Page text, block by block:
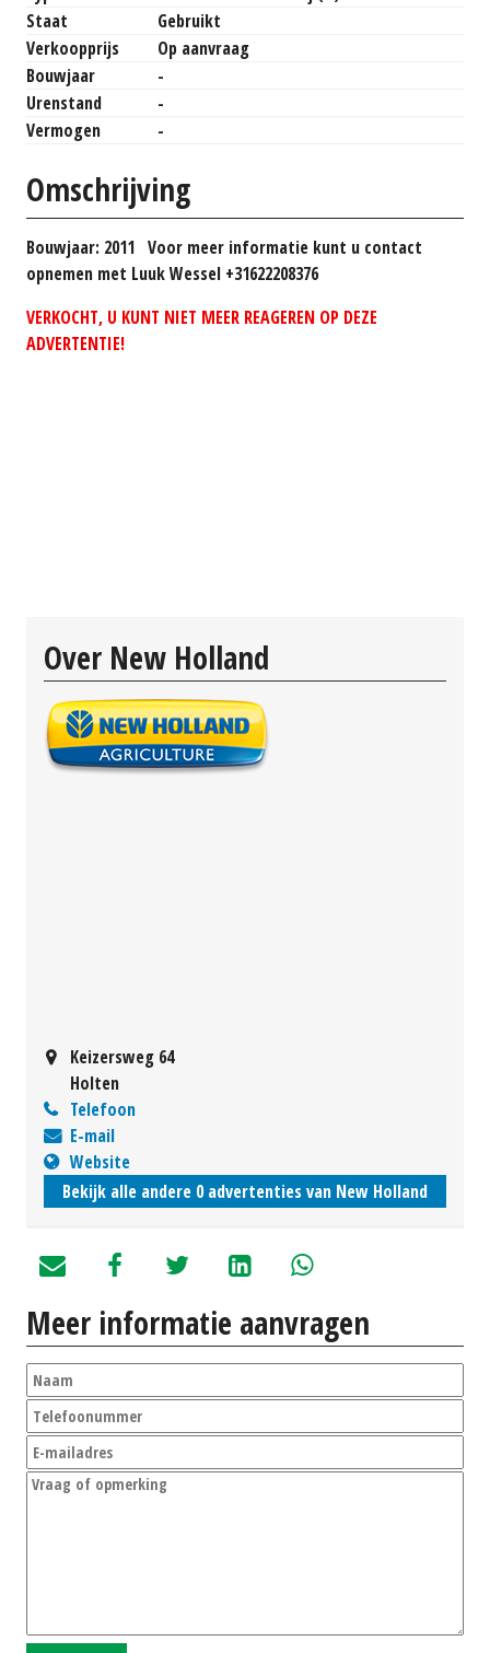
Staat
Gebruikt
Verkoopprijs
Op aanvraag
Bouwjaar
-
Urenstand
-
Vermogen
-
Omschrijving
Bouwjaar: 2011 Voor meer informatie kunt u contact
opnemen met Luuk Wessel +31622208376
VERKOCHT, U KUNT NIET MEER REAGEREN OP DEZE
ADVERTENTIE!
Over New Holland
Keizersweg 64
Holten
Telefoon
E-mail
Website
Bekijk alle andere 0 advertenties van New Holland
Meer informatie aanvragen